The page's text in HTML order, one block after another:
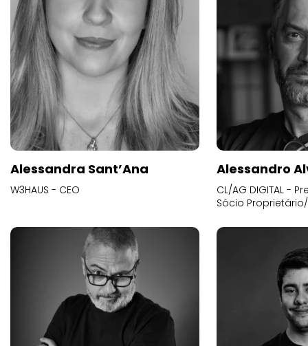
Alessandra Sant’Ana
W3HAUS - CEO
Alessandro
CL/AG DIGITAL -
Sócio